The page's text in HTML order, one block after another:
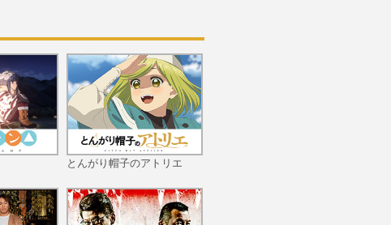
第11回 容疑者確保
第12回 新たな事件
とんがり帽子のアトリエ